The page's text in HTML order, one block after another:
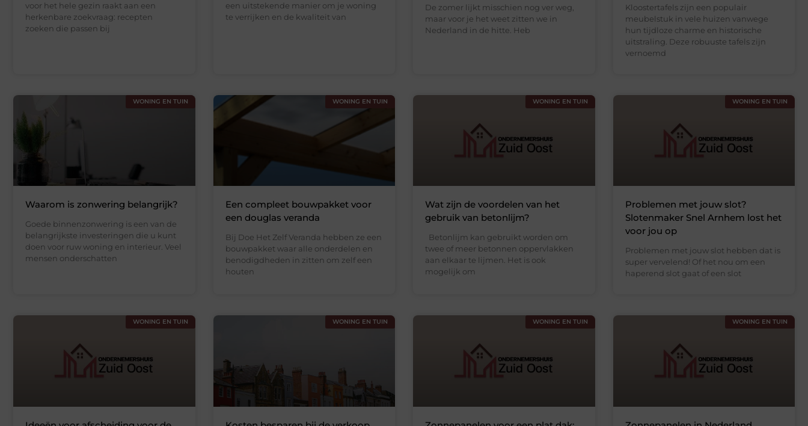
voor het hele gezin raakt aan een
herkenbare zoekvraag: recepten
zoeken die passen bij
een uitstekende manier om je woning
te verrijken en de kwaliteit van
De zomer lijkt misschien nog ver weg,
maar voor je het weet zitten we in
Nederland in de hitte. Heb
Kloostertafels zijn een populair
meubelstuk in vele huizen vanwege
hun tijdloze charme en historische
uitstraling. Deze robuuste tafels zijn
vernoemd
WONING EN TUIN
Waarom is zonwering belangrijk?
Goede binnenzonwering is een van de
belangrijkste investeringen die u kunt
doen voor ruw woning en interieur. Veel
mensen onderschatten
WONING EN TUIN
Een compleet bouwpakket voor
een douglas veranda
Bij Doe Het Zelf Veranda hebben ze een
bouwpakket waar alle onderdelen en
benodigdheden in zitten om zelf een
houten
WONING EN TUIN
Wat zijn de voordelen van het
gebruik van betonlijm?
Betonlijm kan gebruikt worden om
twee of meer betonnen oppervlakken
aan elkaar te lijmen. Het is ook
mogelijk om
WONING EN TUIN
Problemen met jouw slot?
Slotenmaker Snel Arnhem lost het
voor jou op
Problemen met jouw slot hebben dat is
super vervelend! Of het nou om een
haperend slot gaat of een slot
WONING EN TUIN WONING EN TUIN WONING EN TUIN WONING EN TUIN